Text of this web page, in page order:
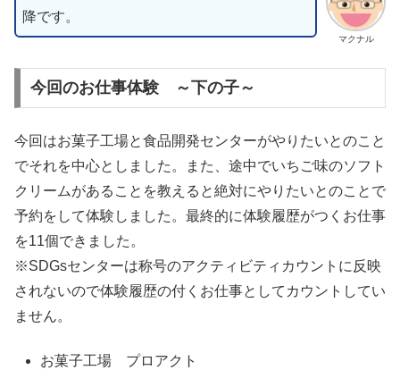
マクナル
降です。
今回のお仕事体験 ～下の子～
今回はお菓子工場と食品開発センターがやりたいとのこと
でそれを中心としました。また、途中でいちご味のソフト
クリームがあることを教えると絶対にやりたいとのことで
予約をして体験しました。最終的に体験履歴がつくお仕事
を11個できました。
※SDGsセンターは称号のアクティビティカウントに反映
されないので体験履歴の付くお仕事としてカウントしてい
ません。
お菓子工場 プロアクト